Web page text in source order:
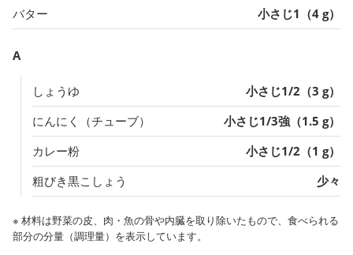
バター 小さじ1（4 g）
A
しょうゆ
小さじ1/2（3 g）
にんにく（チューブ）
小さじ1/3強（1.5 g）
カレー粉
小さじ1/2（1 g）
粗びき黒こしょう
少々
※ 材料は野菜の皮、肉・魚の骨や内臓を取り除いたもので、食べられる
部分の分量（調理量）を表示しています。